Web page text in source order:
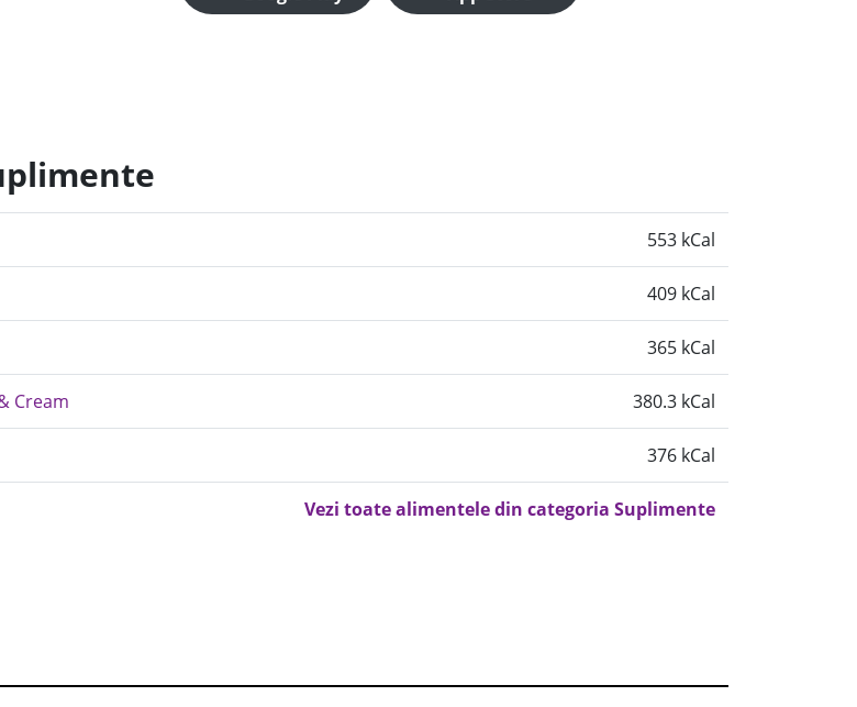
553 kCal
409 kCal
365 kCal
Cream 380.3 kCal
376 kCal
Vezi toate alimentele din categoria Suplimente